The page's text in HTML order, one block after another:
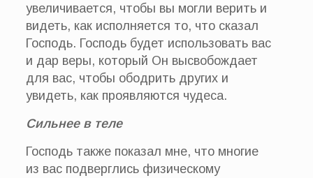
увеличивается, чтобы вы могли верить и
видеть, как исполняется то, что сказал
Господь. Господь будет использовать вас
и дар веры, который Он высвобождает
для вас, чтобы ободрить других и
увидеть, как проявляются чудеса.
Сильнее в теле
Господь также показал мне, что многие
из вас подверглись физическому